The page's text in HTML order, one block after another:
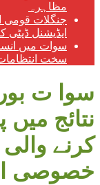
مظاہرہ
جنگلات قومی
ایڈیشنل
سوات میں
سخت
سوا ت
نتائج
کرنے
خصوصی